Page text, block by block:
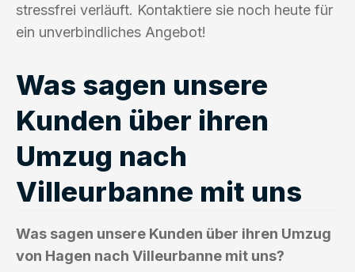
stressfrei verläuft. Kontaktiere sie noch heute für
ein unverbindliches Angebot!
Was sagen unsere
Kunden über ihren
Umzug nach
Villeurbanne mit uns
Was sagen unsere Kunden über ihren Umzug
von Hagen nach Villeurbanne mit uns?